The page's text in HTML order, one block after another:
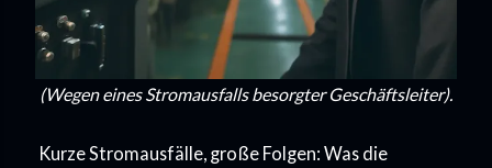
(Wegen eines Stromausfalls besorgter Geschäftsleiter).
Kurze Stromausfälle, große Folgen: Was die